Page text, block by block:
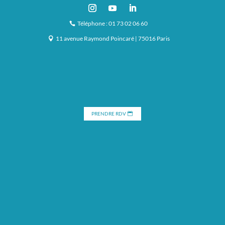
Téléphone : 01 73 02 06 60
11 avenue Raymond Poincaré | 75016 Paris
PRENDRE RDV